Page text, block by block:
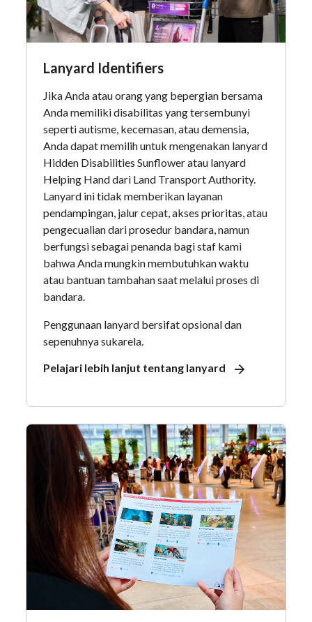
Lanyard Identifiers
Jika Anda atau orang yang bepergian bersama
Anda memiliki disabilitas yang tersembunyi
seperti autisme, kecemasan, atau demensia,
Anda dapat memilih untuk mengenakan lanyard
Hidden Disabilities Sunflower atau lanyard
Helping Hand dari Land Transport Authority.
Lanyard ini tidak memberikan layanan
pendampingan, jalur cepat, akses prioritas, atau
pengecualian dari prosedur bandara, namun
berfungsi sebagai penanda bagi staf kami
bahwa Anda mungkin membutuhkan waktu
atau bantuan tambahan saat melalui proses di
bandara.
Penggunaan lanyard bersifat opsional dan
sepenuhnya sukarela.
Pelajari lebih lanjut tentang lanyard